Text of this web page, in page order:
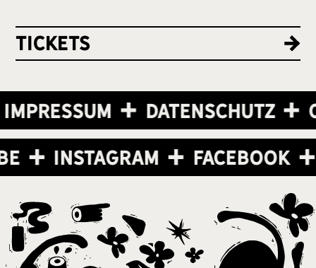
Tickets
Datenschutz
Instagram Facebook